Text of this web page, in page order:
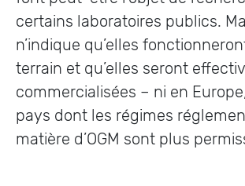
certains laboratoires publics.
n’indique qu’elles
terrain et qu’elles seront
commercialisées – ni en
pays dont les régimes
matière d’OGM sont plus